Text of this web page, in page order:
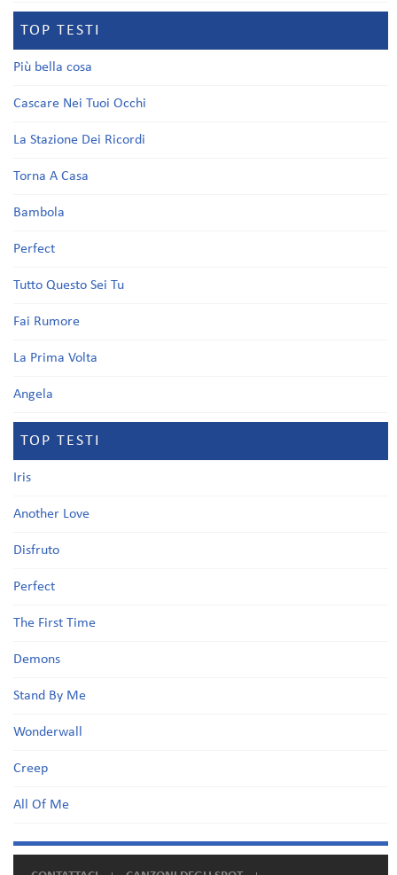
TOP TESTI
Più bella cosa
Cascare Nei Tuoi Occhi
La Stazione Dei Ricordi
Torna A Casa
Bambola
Perfect
Tutto Questo Sei Tu
Fai Rumore
La Prima Volta
Angela
TOP TESTI
Iris
Another Love
Disfruto
Perfect
The First Time
Demons
Stand By Me
Wonderwall
Creep
All Of Me